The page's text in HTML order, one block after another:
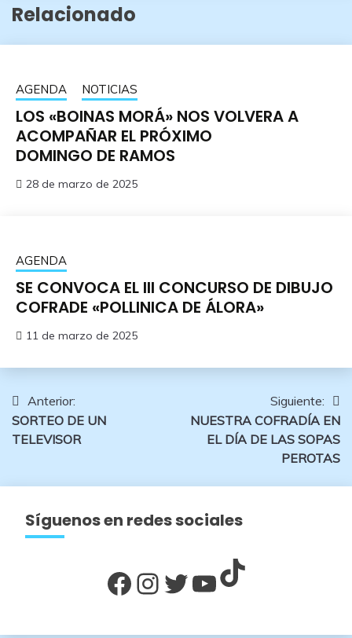
Relacionado
AGENDA NOTICIAS
LOS «BOINAS MORÁ» NOS VOLVERA A
ACOMPAÑAR EL PRÓXIMO
DOMINGO DE RAMOS
28 de marzo de 2025
AGENDA
SE CONVOCA EL III CONCURSO DE DIBUJO
COFRADE «POLLINICA DE ÁLORA»
11 de marzo de 2025
Navegación
de
Anterior:
SORTEO DE UN
TELEVISOR
Siguiente:
NUESTRA COFRADÍA EN
EL DÍA DE LAS SOPAS
PEROTAS
Síguenos en redes sociales
Facebook
Instagram
Twitter
YouTube
TikTok